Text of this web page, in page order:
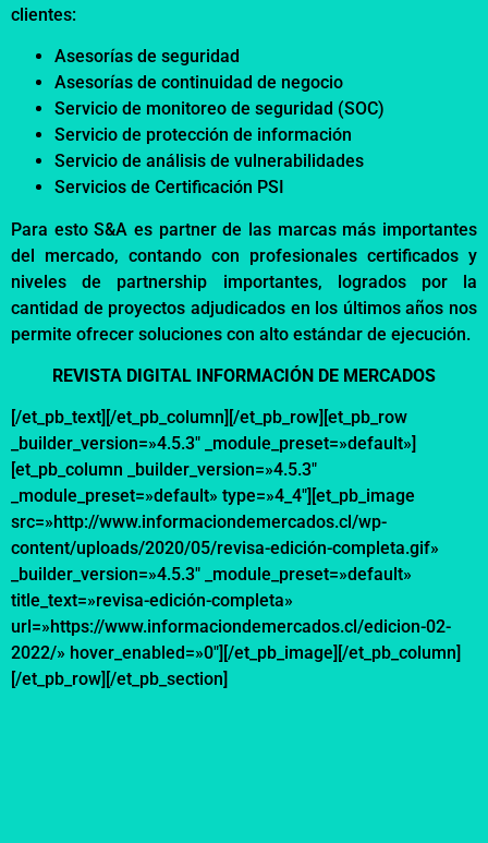
clientes:
Asesorías de seguridad
Asesorías de continuidad de negocio
Servicio de monitoreo de seguridad (SOC)
Servicio de protección de información
Servicio de análisis de vulnerabilidades
Servicios de Certificación PSI
Para esto S&A es partner de las marcas más importantes
del mercado, contando con profesionales certificados y
niveles de partnership importantes, logrados por la
cantidad de proyectos adjudicados en los últimos años nos
permite ofrecer soluciones con alto estándar de ejecución.
REVISTA DIGITAL INFORMACIÓN DE MERCADOS
[/et_pb_text][/et_pb_column][/et_pb_row][et_pb_row
_builder_version=»4.5.3″ _module_preset=»default»]
[et_pb_column _builder_version=»4.5.3″
_module_preset=»default» type=»4_4″][et_pb_image
src=»http://www.informaciondemercados.cl/wp-
content/uploads/2020/05/revisa-edición-completa.gif»
_builder_version=»4.5.3″ _module_preset=»default»
title_text=»revisa-edición-completa»
url=»https://www.informaciondemercados.cl/edicion-02-
2022/» hover_enabled=»0″][/et_pb_image][/et_pb_column]
[/et_pb_row][/et_pb_section]